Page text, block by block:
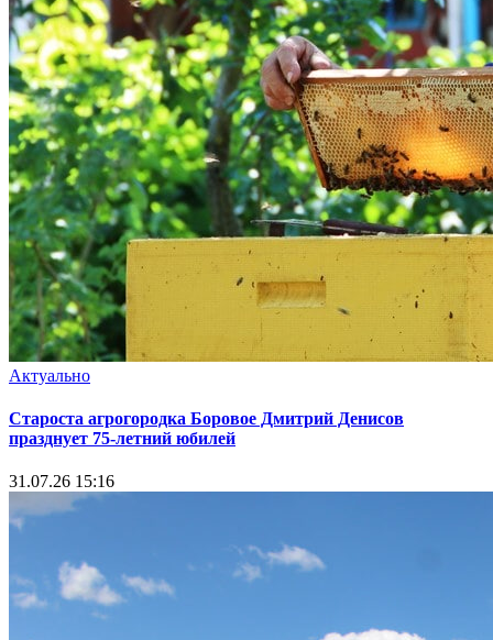
Актуально
Староста агрогородка Боровое Дмитрий Денисов
празднует 75-летний юбилей
31.07.26 15:16